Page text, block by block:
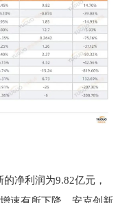
净利润为9.82亿元，